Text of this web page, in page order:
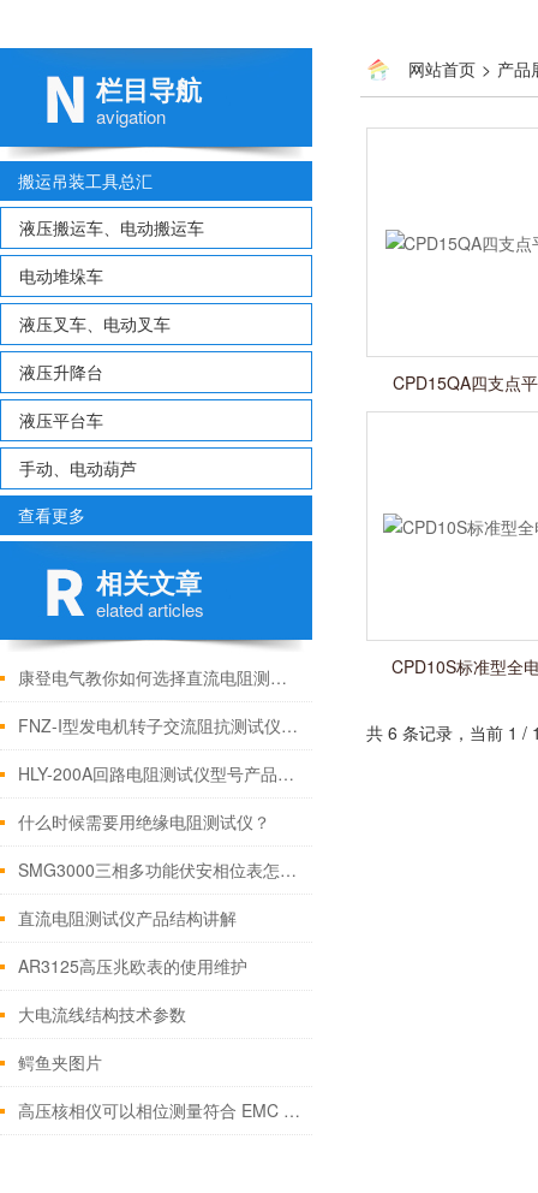
栏目导航
avigation
搬运吊装工具总汇
液压搬运车、电动搬运车
电动堆垛车
液压叉车、电动叉车
液压升降台
液压平台车
手动、电动葫芦
查看更多
相关文章
elated articles
康登电气教你如何选择直流电阻测试仪
FNZ-I型发电机转子交流阻抗测试仪功能特点
HLY-200A回路电阻测试仪型号产品用途
什么时候需要用绝缘电阻测试仪？
SMG3000三相多功能伏安相位表怎么使用?
直流电阻测试仪产品结构讲解
AR3125高压兆欧表的使用维护
大电流线结构技术参数
鳄鱼夹图片
高压核相仪可以相位测量符合 EMC 标准要求
网站首页 > 产品
CPD15QA四支点
CPD10S标准型全
共 6 条记录，当前 1